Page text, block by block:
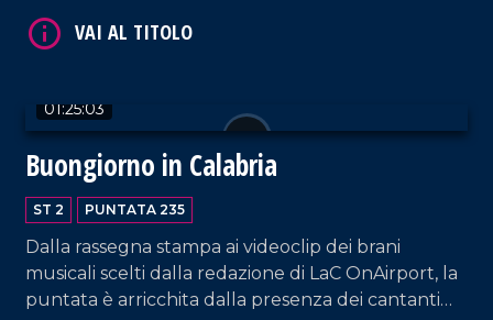
01:25:03
Buongiorno in Calabria
ST 2 PUNTATA 235
Dalla rassegna stampa ai videoclip dei brani
musicali scelti dalla redazione di LaC OnAirport, la
puntata è arricchita dalla presenza dei cantanti
VAI AL TITOLO